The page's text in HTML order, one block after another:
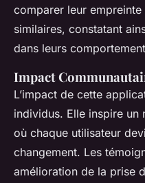
comparer leur empreinte
similaires, constatant
dans leurs
Impact
L’impact de cette
individus. Elle inspire un
où chaque utilisateur
changement. Les
amélioration de la prise